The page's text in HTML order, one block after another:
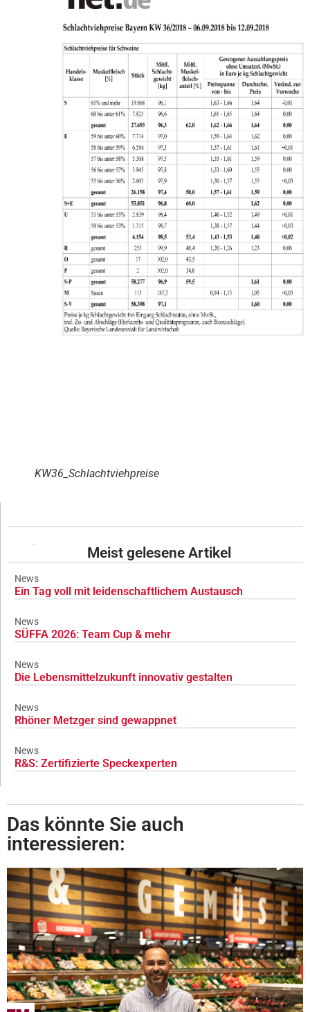
KW36_Schlachtviehpreise
Meist gelesene Artikel
News
Ein Tag voll mit leidenschaftlichem Austausch
News
SÜFFA 2026: Team Cup & mehr
News
Die Lebensmittelzukunft innovativ gestalten
News
Rhöner Metzger sind gewappnet
News
R&S: Zertifizierte Speckexperten
Das könnte Sie auch
interessieren: